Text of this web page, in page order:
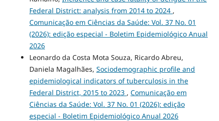
Federal District: analysis from 2014 to 2024 ,
Comunicação em Ciências da Saúde: Vol. 37 No. 01
(2026): edição especial - Boletim Epidemiológico Anual
2026
Leonardo da Costa Mota Souza, Ricardo Abreu,
Daniela Magalhães, Sociodemographic profile and
epidemiological indicators of tuberculosis in the
Federal District, 2015 to 2023 , Comunicação em
Ciências da Saúde: Vol. 37 No. 01 (2026): edição
especial - Boletim Epidemiológico Anual 2026